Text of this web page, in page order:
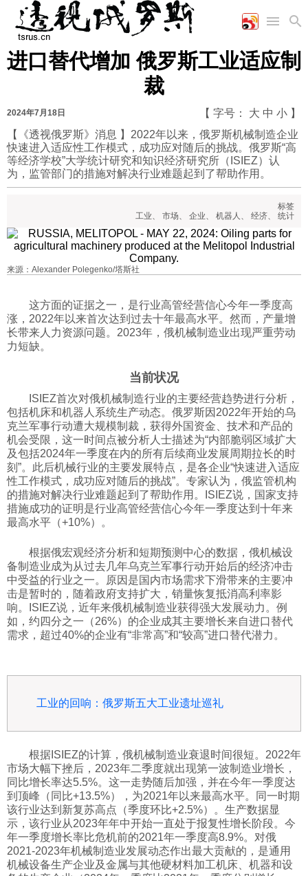
首页
国际
时政
陆军
军事合作
评论
工业
能源
农业
科技
文化
美食
娱乐
历史
体育
旅游
视听
漫画
视频
图表
进口替代增加 俄罗斯工业适应制
裁
2024年7月18日 【 字号： 大 中 小 】
【《透视俄罗斯》消息 】2022年以来，俄罗斯机械制造企业
快速进入适应性工作模式，成功应对随后的挑战。俄罗斯“高
等经济学校”大学统计研究和知识经济研究所（ISIEZ）认
为，监管部门的措施对解决行业难题起到了帮助作用。
标签
工业、 市场、 企业、 机器人 、 经济、 统计
来源：Alexander Polegenko/塔斯社
这方面的证据之一，是行业高管经营信心今年一季度高
涨，2022年以来首次达到过去十年最高水平。然而，产量增
长带来人力资源问题。2023年，俄机械制造业出现严重劳动
力短缺。
当前状况
ISIEZ首次对俄机械制造行业的主要经营趋势进行分析，
包括机床和机器人系统生产动态。俄罗斯因2022年开始的乌
克兰军事行动遭大规模制裁，获得外国资金、技术和产品的
机会受限，这一时间点被分析人士描述为“内部脆弱区域扩大
及包括2024年一季度在内的所有后续商业发展周期拉长的时
刻”。此后机械行业的主要发展特点，是各企业“快速进入适应
性工作模式，成功应对随后的挑战”。专家认为，俄监管机构
的措施对解决行业难题起到了帮助作用。ISIEZ说，国家支持
措施成功的证明是行业高管经营信心今年一季度达到十年来
最高水平（+10%）。
根据俄宏观经济分析和短期预测中心的数据，俄机械设
备制造业成为从过去几年乌克兰军事行动开始后的经济冲击
中受益的行业之一。原因是国内市场需求下滑带来的主要冲
击是暂时的，随着政府支持扩大，销量恢复抵消高利率影
响。ISIEZ说，近年来俄机械制造业获得强大发展动力。例
如，约四分之一（26%）的企业成其主要增长来自进口替代
需求，超过40%的企业有“非常高”和“较高”进口替代潜力。
工业的回响：俄罗斯五大工业遗址巡礼
根据ISIEZ的计算，俄机械制造业衰退时间很短。2022年
市场大幅下挫后，2023年二季度就出现第一波制造业增长，
同比增长率达5.5%。这一走势随后加强，并在今年一季度达
到顶峰（同比+13.5%），为2021年以来最高水平。同一时期
该行业达到新复苏高点（季度环比+2.5%）。生产数据显
示，该行业从2023年年中开始一直处于报复性增长阶段。今
年一季度增长率比危机前的2021年一季度高8.9%。对俄
2021-2023年机械制造业发展动态作出最大贡献的，是通用
机械设备生产企业及金属与其他硬材料加工机床、机器和设